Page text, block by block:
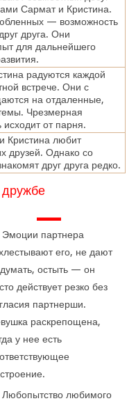
Сармат и Кристина.
— возможность
друга. Они
для дальнейшего
радуются каждой
встрече. Они с
на отдаленные,
Чрезмерная
исходит от парня.
Кристина любит
друзей. Однако со
друг друга редко.
дружбе
—
Эмоции партнера
его, не дают
остыть — он
действует резко без
партнерши.
раскрепощена,
у нее есть
Любопытство любимого